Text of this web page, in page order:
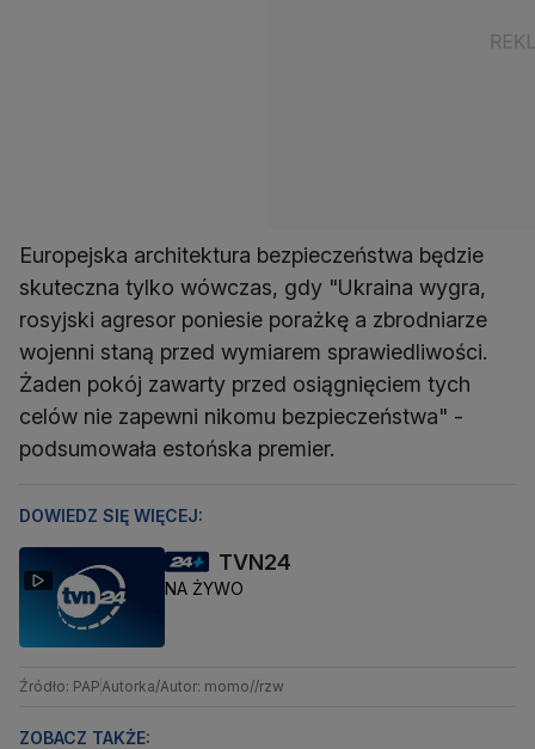
Europejska architektura bezpieczeństwa będzie
skuteczna tylko wówczas, gdy "Ukraina wygra,
rosyjski agresor poniesie porażkę a zbrodniarze
wojenni staną przed wymiarem sprawiedliwości.
Żaden pokój zawarty przed osiągnięciem tych
celów nie zapewni nikomu bezpieczeństwa" -
podsumowała estońska premier.
DOWIEDZ SIĘ WIĘCEJ:
TVN24
NA ŻYWO
Źródło: PAP Autorka/Autor: momo//rzw
ZOBACZ TAKŻE: